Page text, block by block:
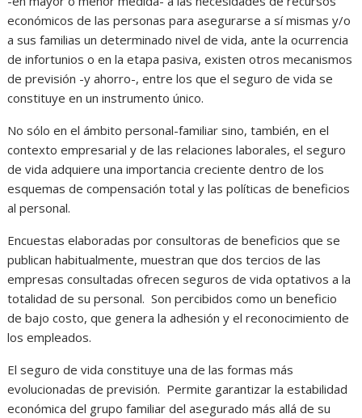
económicos de las personas para asegurarse a sí mismas y/o
a sus familias un determinado nivel de vida, ante la ocurrencia
de infortunios o en la etapa pasiva, existen otros mecanismos
de previsión -y ahorro-, entre los que el seguro de vida se
constituye en un instrumento único.
No sólo en el ámbito personal-familiar sino, también, en el
contexto empresarial y de las relaciones laborales, el seguro
de vida adquiere una importancia creciente dentro de los
esquemas de compensación total y las políticas de beneficios
al personal.
Encuestas elaboradas por consultoras de beneficios que se
publican habitualmente, muestran que dos tercios de las
empresas consultadas ofrecen seguros de vida optativos a la
totalidad de su personal. Son percibidos como un beneficio
de bajo costo, que genera la adhesión y el reconocimiento de
los empleados.
El seguro de vida constituye una de las formas más
evolucionadas de previsión. Permite garantizar la estabilidad
económica del grupo familiar del asegurado más allá de su